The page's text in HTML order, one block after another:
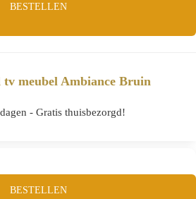
BESTELLEN
meubel Ambiance Bruin
- Gratis thuisbezorgd!
BESTELLEN